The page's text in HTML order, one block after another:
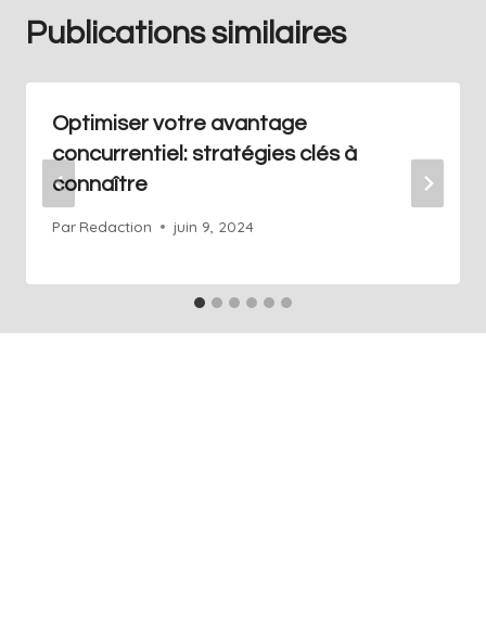
Publications similaires
Optimiser votre avantage
concurrentiel: stratégies clés à
connaître
Par Redaction juin 9, 2024